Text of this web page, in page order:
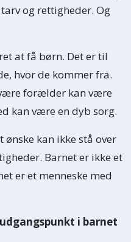
og rettigheder. Og
at få børn. Det er til
hvor de kommer fra.
forælder kan være
kan være en dyb sorg.
kan ikke stå over
Barnet er ikke et
er et menneske med
i barnet